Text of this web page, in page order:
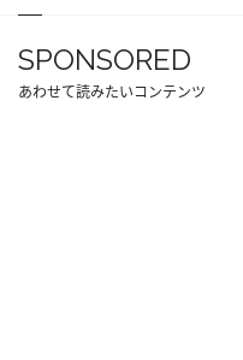
SPONSORED
あわせて読みたいコンテンツ